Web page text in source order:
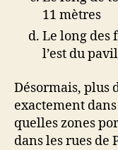
11 mètres
Le long des
l’est du
Désormais, plus
exactement
quelles zones
dans les rues de